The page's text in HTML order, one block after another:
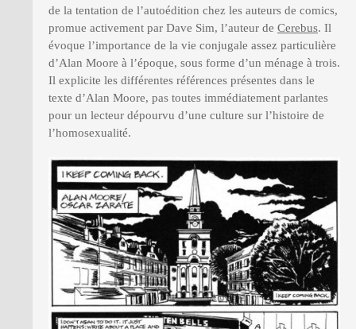
de la tentation de l’autoédition chez les auteurs de comics,
promue activement par Dave Sim, l’auteur de Cerebus. Il
évoque l’importance de la vie conjugale assez particulière
d’Alan Moore à l’époque, sous forme d’un ménage à trois.
Il explicite les différentes références présentes dans le
texte d’Alan Moore, pas toutes immédiatement parlantes
pour un lecteur dépourvu d’une culture sur l’histoire de
l’homosexualité.